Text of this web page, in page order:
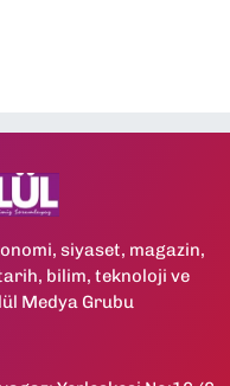
siyaset, magazin,
bilim, teknoloji ve
Medya Grubu